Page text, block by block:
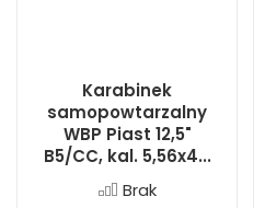
Karabinek
samopowtarzalny
WBP Piast 12,5"
B5/CC, kal. 5,56x4...
Brak